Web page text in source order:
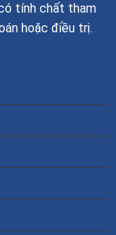
tính chất tham
hoặc điều trị.